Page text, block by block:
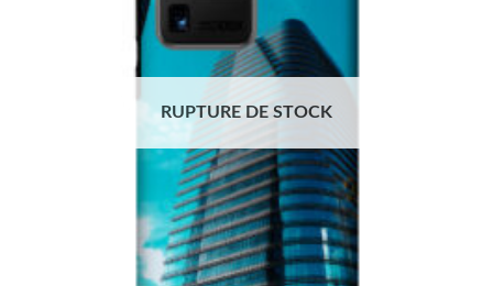
RUPTURE DE STOCK